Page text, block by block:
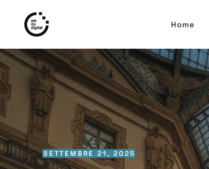
Home
SETTEMBRE 21, 2025